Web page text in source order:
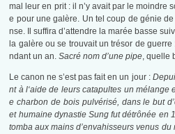
mal leur en prit : il n’y avait par le moindre
e pour une galère. Un tel coup de génie
nse. Il suffira d’attendre la marée basse
la galère ou se trouvait un trésor de
ndant un an.Sacré nom d’une pipe, quelle
Le canon ne s’est pas fait en un jour :
nt à l‘aidede leurs catapultes un mélange
e charbon de bois pulvérisé, dans le but
et humaine dynastie Sung fut détrônée en
tomba aux mains d’envahisseurs venus